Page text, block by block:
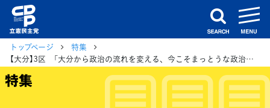
search
トップページ
特集
【大分】3区 「大分から政治の流れを変える、今こそまっとうな政治へ」 小林かやこ総支部長
特集